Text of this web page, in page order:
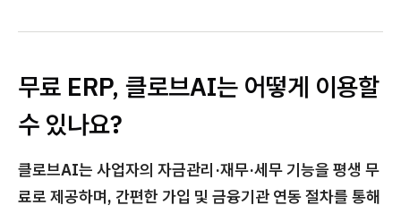
무료 ERP, 클로브AI는 어떻게 이용할
수 있나요?
클로브AI는 사업자의 자금관리·재무·세무 기능을 평생 무
료로 제공하며, 간편한 가입 및 금융기관 연동 절차를 통해